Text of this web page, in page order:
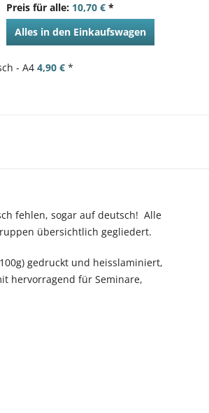
Preis für alle: 10,70 €*
Alles in den Einkaufswagen
- A4 4,90 € *
fehlen, sogar auf deutsch! Alle
übersichtlich gegliedert.
gedruckt und heisslaminiert,
hervorragend für Seminare,